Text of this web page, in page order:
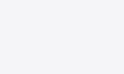
Profil